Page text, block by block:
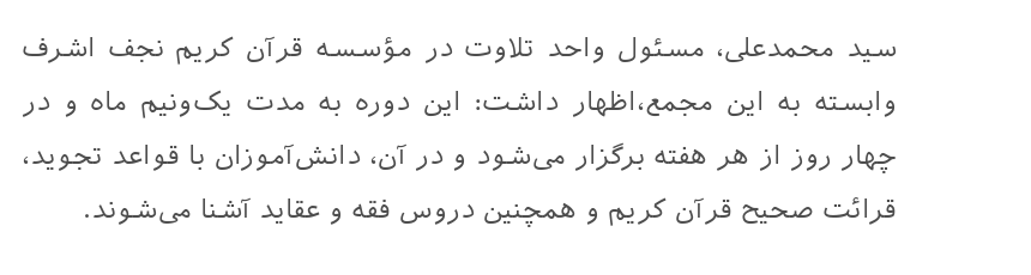
سید محمدعلی، مسئول واحد تلاوت در مؤسسه قرآن کریم نجف اشرف
وابسته به این مجمع،اظهار داشت: این دوره به مدت یک‌ونیم ماه و در
چهار روز از هر هفته برگزار می‌شود و در آن، دانش‌آموزان با قواعد تجوید،
قرائت صحیح قرآن کریم و همچنین دروس فقه و عقاید آشنا می‌شوند.